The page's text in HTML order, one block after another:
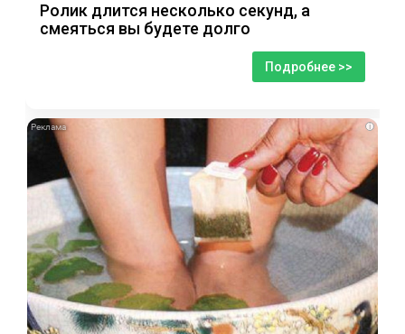
Ролик длится несколько секунд, а
смеяться вы будете долго
Подробнее >>
i